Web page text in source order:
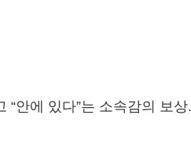
“안에 있다”는 소속감의 보상.